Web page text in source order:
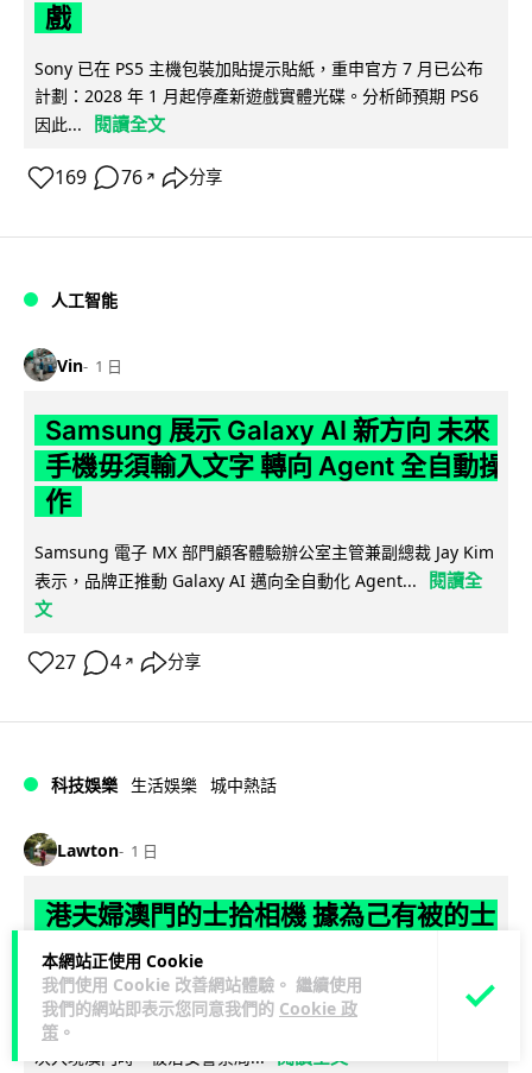
本網站正使用 Cookie
我們使用 Cookie 改善網站體驗。 繼續使用
我們的網站即表示您同意我們的 Cookie 政
策 。
戲
Sony 已在 PS5 主機包裝加貼提示貼紙，重申官方 7 月已公布
計劃：2028 年 1 月起停產新遊戲實體光碟。分析師預期 PS6
因此...
閱讀全文
169 76 ↗ 分享
人工智能
Vin 1 日
Samsung 展示 Galaxy AI 新方向 未來
手機毋須輸入文字 轉向 Agent 全自動操
作
Samsung 電子 MX 部門顧客體驗辦公室主管兼副總裁 Jay Kim
表示，品牌正推動 Galaxy AI 邁向全自動化 Agent...
閱讀全
文
27 4 ↗ 分享
科技娛樂 生活娛樂 城中熱話
Lawton 1 日
港夫婦澳門的士拾相機 據為己有被的士
Cam 睇到 2 個月後再入境被捕
一對香港夫婦今年 5 月遊澳門乘的士拾獲他人遺留相機及電
池，拾遺不報並帶返香港自用。兩人本月 2 日經港珠澳大橋再
次入境澳門時，被治安警察局... 閱讀全文